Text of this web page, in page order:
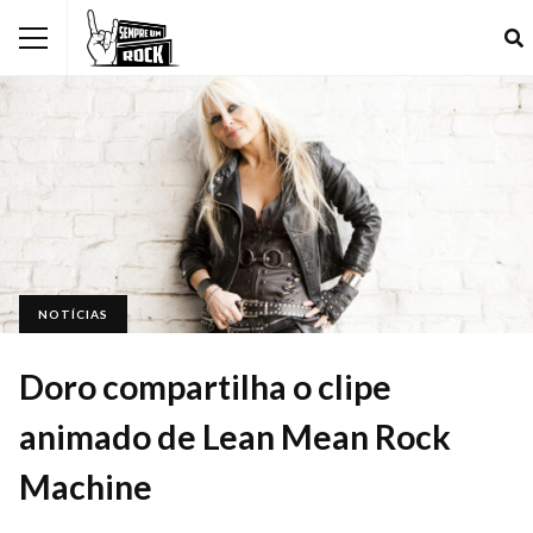
NOTÍCIAS
Doro compartilha o clipe
animado de Lean Mean Rock
Machine